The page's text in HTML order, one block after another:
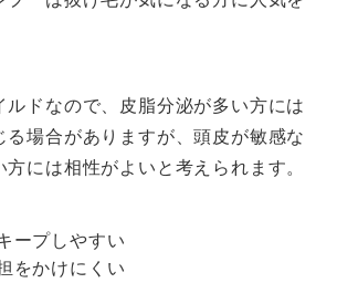
ルドなので、皮脂分泌が多い方には
る場合がありますが、頭皮が敏感な
には相性がよいと考えられます。
ープしやすい
をかけにくい